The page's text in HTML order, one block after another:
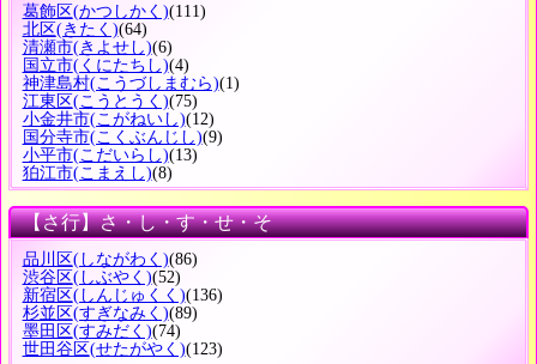
葛飾区(かつしかく)(111)
北区(きたく)(64)
清瀬市(きよせし)(6)
国立市(くにたちし)(4)
神津島村(こうづしまむら)(1)
江東区(こうとうく)(75)
小金井市(こがねいし)(12)
国分寺市(こくぶんじし)(9)
小平市(こだいらし)(13)
狛江市(こまえし)(8)
【さ行】さ・し・す・せ・そ
品川区(しながわく)(86)
渋谷区(しぶやく)(52)
新宿区(しんじゅくく)(136)
杉並区(すぎなみく)(89)
墨田区(すみだく)(74)
世田谷区(せたがやく)(123)